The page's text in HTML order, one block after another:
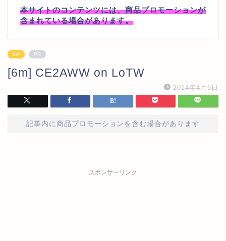
本サイトのコンテンツには、商品プロモーションが
含まれている場合があります。
6m PR
[6m] CE2AWW on LoTW
2014年4月6日
記事内に商品プロモーションを含む場合があります
スポンサーリンク